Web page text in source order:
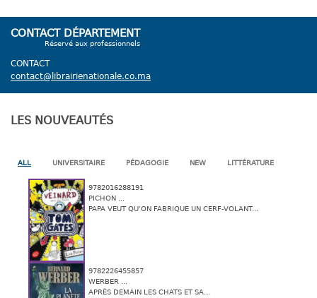
CONTACT DÉPARTEMENT
Réservé aux professionnels
CONTACT
contact@librairienationale.co.ma
LES NOUVEAUTÉS
ALL UNIVERSITAIRE PÉDAGOGIE NEW LITTÉRATURE
9782016288191
PICHON ...
PAPA VEUT QU’ON FABRIQUE UN CERF-VOLANT...
9782226455857
WERBER ...
APRÈS DEMAIN LES CHATS ET SA...